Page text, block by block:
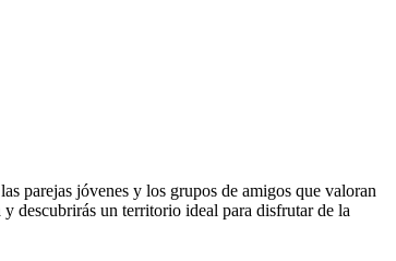
parejas jóvenes y los grupos de amigos que valoran
y descubrirás un territorio ideal para disfrutar de la